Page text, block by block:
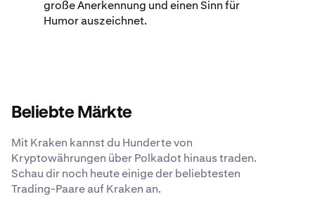
große Anerkennung und einen Sinn für
Humor auszeichnet.
Beliebte Märkte
Mit Kraken kannst du Hunderte von
Kryptowährungen über Polkadot hinaus traden.
Schau dir noch heute einige der beliebtesten
Trading-Paare auf Kraken an.